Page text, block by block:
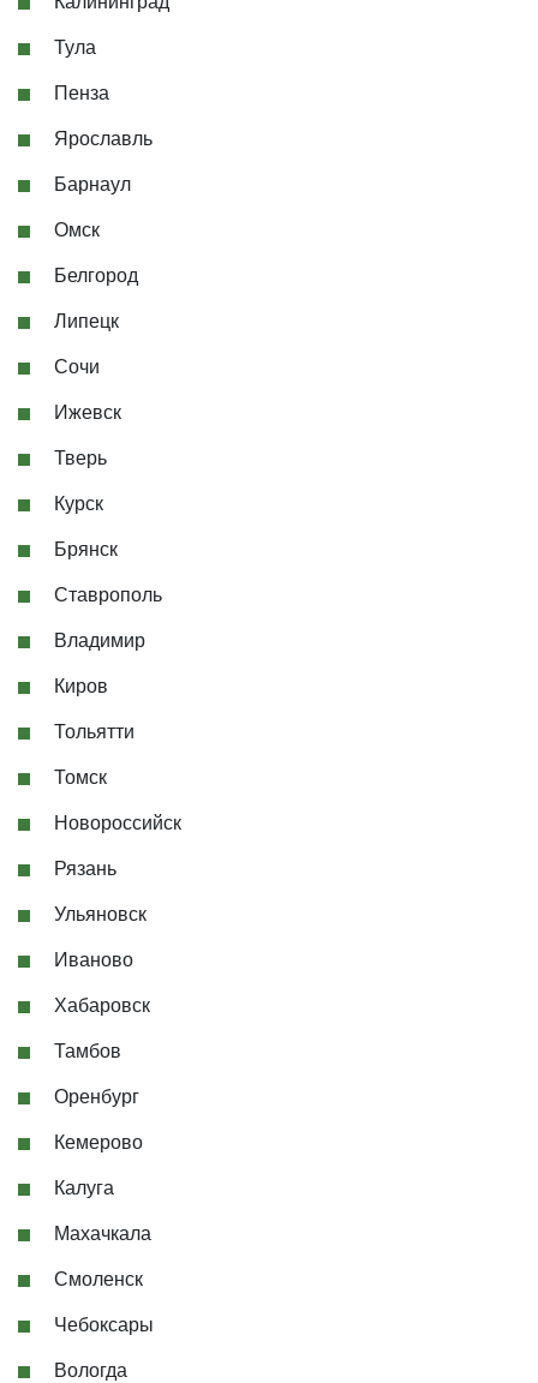
Тула
Пенза
Ярославль
Барнаул
Омск
Белгород
Липецк
Сочи
Ижевск
Тверь
Курск
Брянск
Ставрополь
Владимир
Киров
Тольятти
Томск
Новороссийск
Рязань
Ульяновск
Иваново
Хабаровск
Тамбов
Оренбург
Кемерово
Калуга
Махачкала
Смоленск
Чебоксары
Вологда